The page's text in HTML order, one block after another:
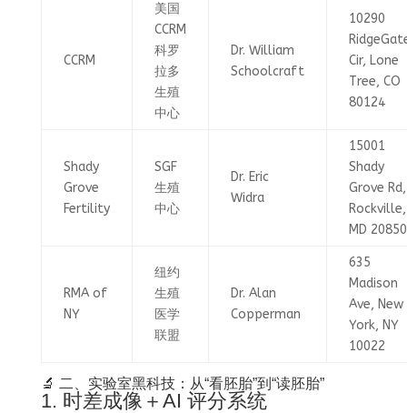
CCRM
美国
CCRM
科罗
拉多
生殖
中心
Dr. William
Schoolcraft
10290
Cir, Lone
Tree, CO
80124
Shady
Grove
Fertility
SGF
生殖
中心
Dr. Eric
Widra
15001
Shady
Grove Rd,
Rockville,
MD 20850
RMA of
NY
纽约
生殖
医学
联盟
Dr. Alan
Copperman
635
Madison
Ave, New
York, NY
10022
🔬 二、实验室黑科技：从“看胚胎”到“读胚胎”
1. 时差成像＋AI 评分系统